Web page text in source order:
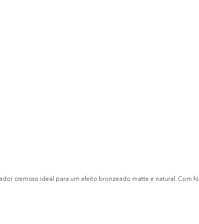
cremoso ideal para um efeito bronzeado matte e natural. Com